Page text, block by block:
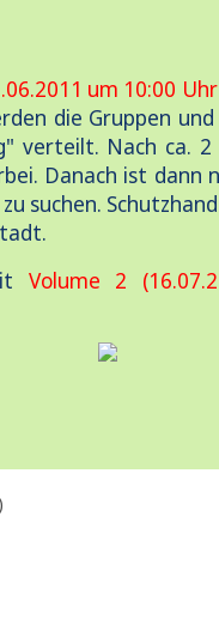
um 10:00
die Gruppen
verteilt. Nach ca.
Danach ist dann
suchen.
Volume 2
)